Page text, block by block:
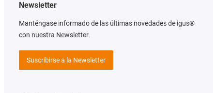
Newsletter
Manténgase informado de las últimas novedades de igus®
con nuestra Newsletter.
Suscribirse a la Newsletter